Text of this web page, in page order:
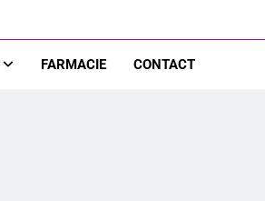
FARMACIE CONTACT